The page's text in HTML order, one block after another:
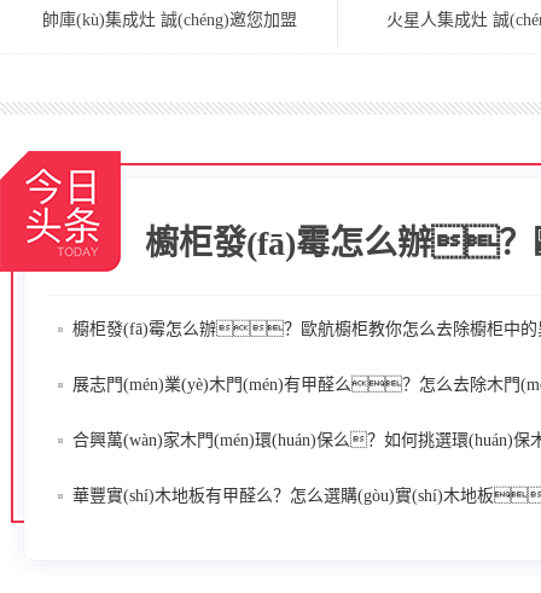
帥庫(kù)集成灶 誠(chéng)邀您加盟 火星人集成灶 誠
櫥柜發(fā)霉怎么辦？
櫥柜發(fā)霉怎么辦？歐航櫥柜教你怎么去除櫥柜中的異味
展志門(mén)業(yè)木門(mén)有甲醛么？怎么去除木門(mén)中的甲醛
合興萬(wàn)家木門(mén)環(huán)保么？如何挑選環(huán)保木門
華豐實(shí)木地板有甲醛么？怎么選購(gòu)實(shí)木地板